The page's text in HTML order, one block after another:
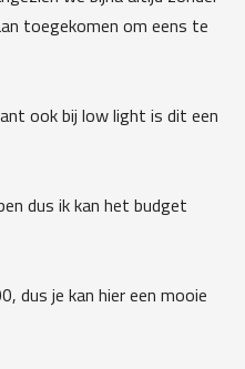
toegekomen om eens te
ook bij low light is dit een
dus ik kan het budget
dus je kan hier een mooie